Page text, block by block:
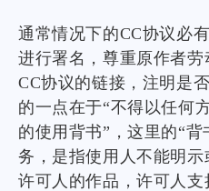
通常情况下的CC协议必
进行署名，尊重原作者
CC协议的链接，注明是
的一点在于“不得以任何
的使用背书”，这里的“
务，是指使用人不能明
许可人的作品，许可人